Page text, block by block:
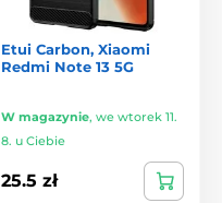
Etui Carbon, Xiaomi
Redmi Note 13 5G
W magazynie, we wtorek 11.
8. u Ciebie
25.5 zł